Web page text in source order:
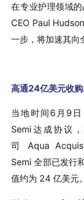
在专业护理领域
CEO Paul
一步，将加速其向
高通24亿美元收
当地时间6月9日
Semi达成协议
司 Aqua
Semi 全部已发行
值约为 24 亿美元。